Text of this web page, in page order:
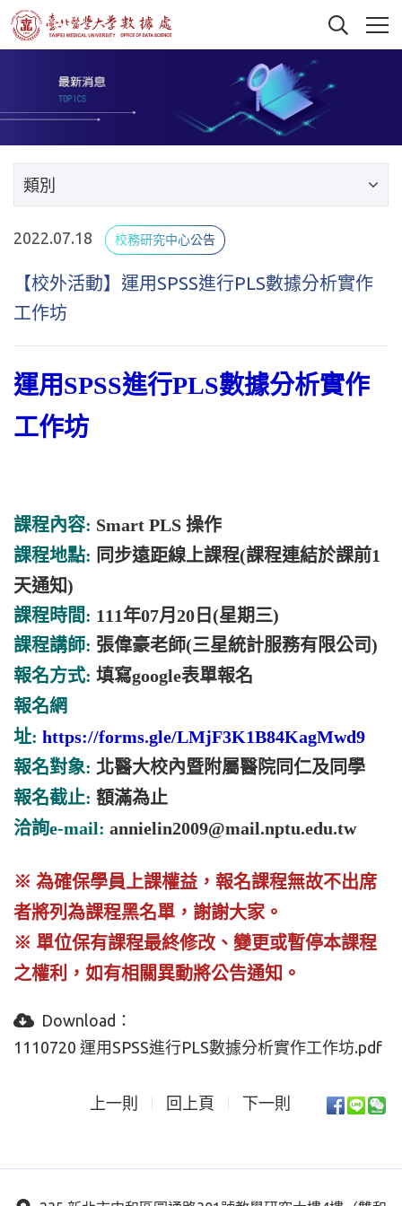
類別
2022.07.18 校務研究中心公告
【校外活動】運用SPSS進行PLS數據分析實作
工作坊
運用SPSS進行PLS數據分析實作
工作坊
課程內容: Smart PLS 操作
課程地點: 同步遠距線上課程(課程連結於課前1
天通知)
課程時間: 111年07月20日(星期三)
課程講師: 張偉豪老師(三星統計服務有限公司)
報名方式: 填寫google表單報名
報名網
址: https://forms.gle/LMjF3K1B84KagMwd9
報名對象: 北醫大校內暨附屬醫院同仁及同學
報名截止: 額滿為止
洽詢e-mail: annielin2009@mail.nptu.edu.tw
※ 為確保學員上課權益，報名課程無故不出席
者將列為課程黑名單，謝謝大家。
※ 單位保有課程最終修改、變更或暫停本課程
之權利，如有相關異動將公告通知。
Download：
1110720 運用SPSS進行PLS數據分析實作工作坊.pdf
上一則 回上頁 下一則